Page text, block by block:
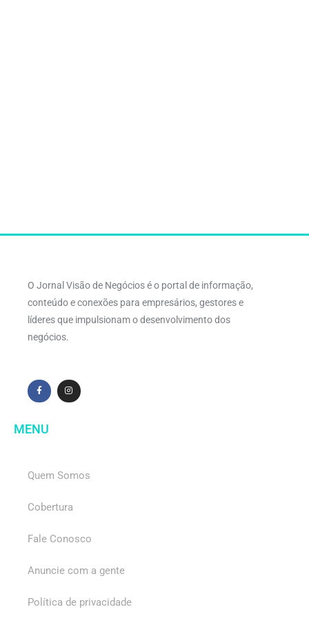
O Jornal Visão de Negócios é o portal de informação,
conteúdo e conexões para empresários, gestores e
líderes que impulsionam o desenvolvimento dos
negócios.
MENU
Quem Somos
Cobertura
Fale Conosco
Anuncie com a gente
Política de privacidade